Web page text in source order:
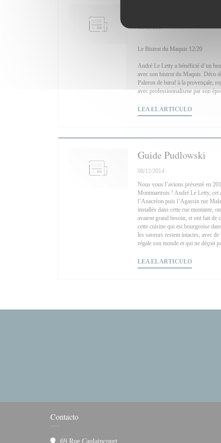
01/03/2017
Le Bistrot du Maquis 12/20
André Le Letty a bénéficié d’un
avec son bistrot du Maquis. Déco
Paleron de bœuf à la provençale,
avec professionnalisme par son
LEA EL ARTICULO((ABRE
Guide Pudlowski
08/12/2014
Nous vous l’avions présenté en
Montmartrois ! André Le Letty, cet
l’Anacréon puis l’Agassin rue
installés dans cette rue montante,
avaient grand besoin, et ont fait de
cette cuisine qui est bourgeoise
les saveurs restent intactes, avec
régale son monde et qui ne déçoit
LEA EL ARTICULO((ABRE
Contacto
69 Rue Caulaincourt,